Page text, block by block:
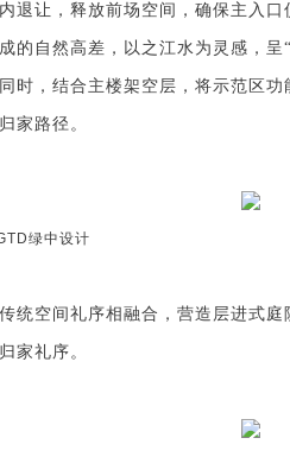
退让，释放前场空间，确保主入
的自然高差， 以之江水为灵感，
时，结合主楼架空层，将示范区
家路径。
绿中设计
统空间礼序相融合，营造层进式庭
归家礼序。